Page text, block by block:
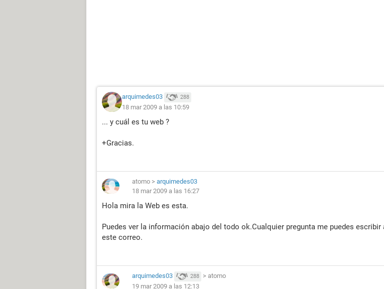
arquimedes03 288
18 mar 2009 a las 10:59
... y cuál es tu web ?
+Gracias.
atomo > arquimedes03
18 mar 2009 a las 16:27
Hola mira la Web es esta.
Puedes ver la información abajo del todo ok.Cualquier pregunta me puedes escribir
este correo.
arquimedes03 288 > atomo
19 mar 2009 a las 12:13